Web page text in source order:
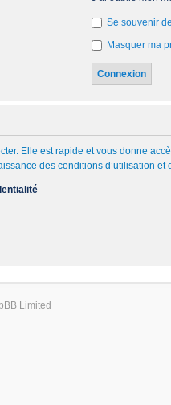
Se souvenir
Masquer ma
Elle est rapide et vous donne
des conditions d’utilisation
Limited